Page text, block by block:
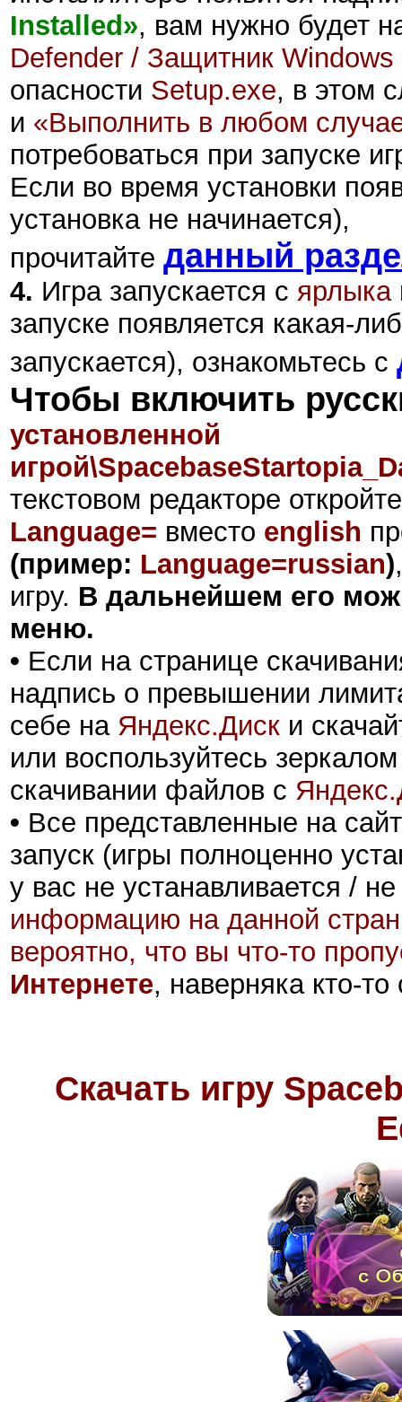
Installed», вам нужно будет
Defender / Защитник Windows
опасности Setup.exe, в этом
и «Выполнить в любом
потребоваться при запуске
Если во время установки
установка не начинается),
прочитайте данный
4. Игра запускается с ярлыка
запуске появляется какая-
запускается), ознакомьтесь с
Чтобы включить
установленной
текстовом редакторе
Language= вместо english
(пример: Language=russian)
игру. В дальнейшем его
меню.
• Если на странице
надпись о превышении
себе на Яндекс.Диск и
или воспользуйтесь
скачивании файлов с
• Все представленные на
запуск (игры полноценно
у вас не устанавливается /
информацию на данной
вероятно, что вы что-то
Интернете, наверняка кто-
Скачать игру